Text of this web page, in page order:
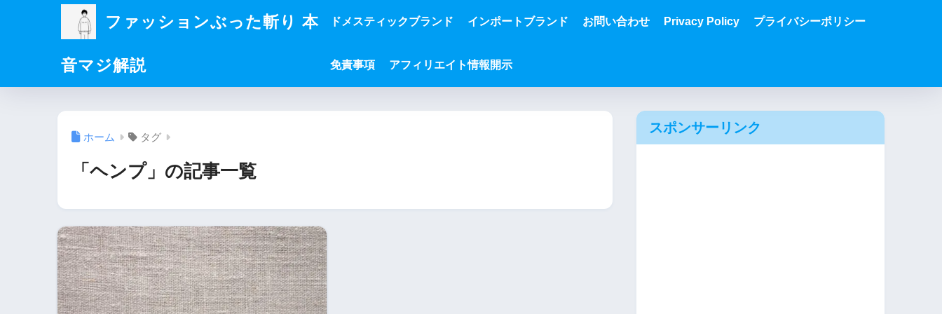
ファッションぶった斬り 本
音マジ解説
ドメスティックブランド インポートブランド お問い合わせ Privacy Policy プライバシーポリシー
免責事項 アフィリエイト情報開示
ホーム タグ
「ヘンプ」の記事一覧
スポンサーリンク